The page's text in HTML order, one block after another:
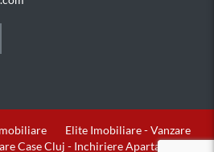
Elite Imobiliare - Vanzare
Case Cluj - Inchiriere Apartamente